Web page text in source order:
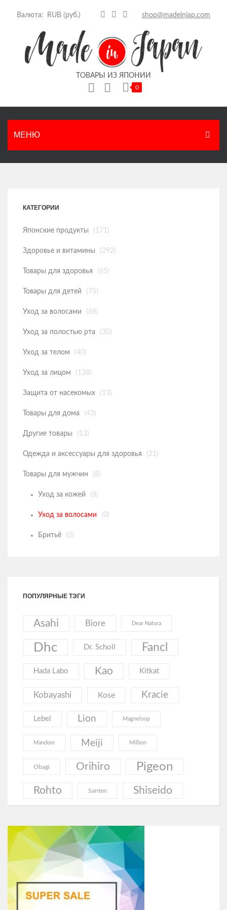
Валюта: shop@madeinjap.com
ТОВАРЫ ИЗ ЯПОНИИ
0
МЕНЮ
ГЛАВНАЯ
Японские продукты
Здоровье и витамины
Уход за волосами
Уход за полостью рта
Защита от насекомых
Товары для дома
Товары для мужчин
ОБРАТНАЯ СВЯЗЬ
КАТЕГОРИИ
Японские продукты (171)
Здоровье и витамины (292)
Товары для здоровья (65)
Товары для детей (75)
Уход за волосами (68)
Уход за полостью рта (30)
Уход за телом (40)
Уход за лицом (138)
Защита от насекомых (13)
Товары для дома (43)
Другие товары (13)
Одежда и аксессуары для здоровья (21)
Товары для мужчин (8)
Уход за кожей (8)
Уход за волосами (0)
Бритьё (0)
ПОПУЛЯРНЫЕ ТЭГИ
Asahi Biore Dear Natura
Dhc Dr. Scholl Fancl
Hada Labo Kao Kitkat
Kobayashi Kose Kracie
Lebel Lion Magneloop
Mandom Meiji Milbon
Obagi Orihiro Pigeon
Rohto Santen Shiseido
Витамины Волосы
Гиалуроновая Кислота Гинкго Билоба
Еда